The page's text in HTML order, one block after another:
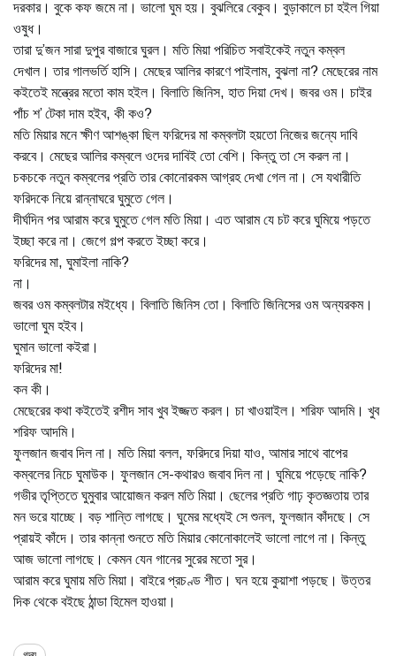
দরকার। বুকে কফ জমে না। ভালো ঘুম হয়। বুঝলিরে বেকুব। বুড়াকালে চা হইল গিয়া
ওষুধ।
তারা দু’জন সারা দুপুর বাজারে ঘুরল। মতি মিয়া পরিচিত সবাইকেই নতুন কম্বল
দেখাল। তার গালভর্তি হাসি। মেছের আলির কারণে পাইলাম, বুঝলা না? মেছেরের নাম
কইতেই মন্ত্রের মতো কাম হইল। বিলাতি জিনিস, হাত দিয়া দেখ। জবর ওম। চাইর
পাঁচ শ’ টেকা দাম হইব, কী কও?
মতি মিয়ার মনে ক্ষীণ আশঙ্কা ছিল ফরিদের মা কম্বলটা হয়তো নিজের জন্যে দাবি
করবে। মেছের আলির কম্বলে ওদের দাবিই তো বেশি। কিন্তু তা সে করল না।
চকচকে নতুন কম্বলের প্রতি তার কোনোরকম আগ্রহ দেখা গেল না। সে যথারীতি
ফরিদকে নিয়ে রান্নাঘরে ঘুমুতে গেল।
দীর্ঘদিন পর আরাম করে ঘুমুতে গেল মতি মিয়া। এত আরাম যে চট করে ঘুমিয়ে পড়তে
ইচ্ছা করে না। জেগে গল্প করতে ইচ্ছা করে।
ফরিদের মা, ঘুমাইলা নাকি?
না।
জবর ওম কম্বলটার মইধ্যে। বিলাতি জিনিস তো। বিলাতি জিনিসের ওম অন্যরকম।
ভালো ঘুম হইব।
ঘুমান ভালো কইরা।
ফরিদের মা!
কন কী।
মেছেরের কথা কইতেই রশীদ সাব খুব ইজ্জত করল। চা খাওয়াইল। শরিফ আদমি। খুব
শরিফ আদমি।
ফুলজান জবাব দিল না। মতি মিয়া বলল, ফরিদরে দিয়া যাও, আমার সাথে বাপের
কম্বলের নিচে ঘুমাউক। ফুলজান সে-কথারও জবাব দিল না। ঘুমিয়ে পড়েছে নাকি?
গভীর তৃপ্তিতে ঘুমুবার আয়োজন করল মতি মিয়া। ছেলের প্রতি গাঢ় কৃতজ্ঞতায় তার
মন ভরে যাচ্ছে। বড় শান্তি লাগছে। ঘুমের মধ্যেই সে শুনল, ফুলজান কাঁদছে। সে
প্রায়ই কাঁদে। তার কান্না শুনতে মতি মিয়ার কোনোকালেই ভালো লাগে না। কিন্তু
আজ ভালো লাগছে। কেমন যেন গানের সুরের মতো সুর।
আরাম করে ঘুমায় মতি মিয়া। বাইরে প্রচণ্ড শীত। ঘন হয়ে কুয়াশা পড়ছে। উত্তর
দিক থেকে বইছে ঠান্ডা হিমেল হাওয়া।